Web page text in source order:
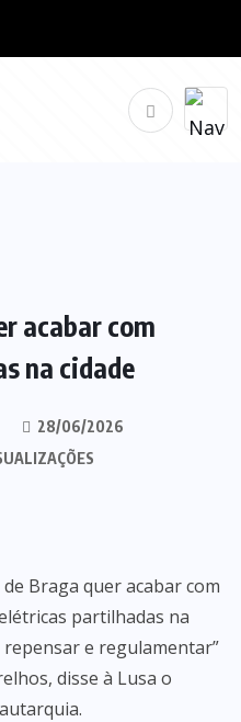
acabar com
na cidade
28/06/2026
Braga quer acabar com
partilhadas na
repensar e regulamentar”
disse à Lusa o